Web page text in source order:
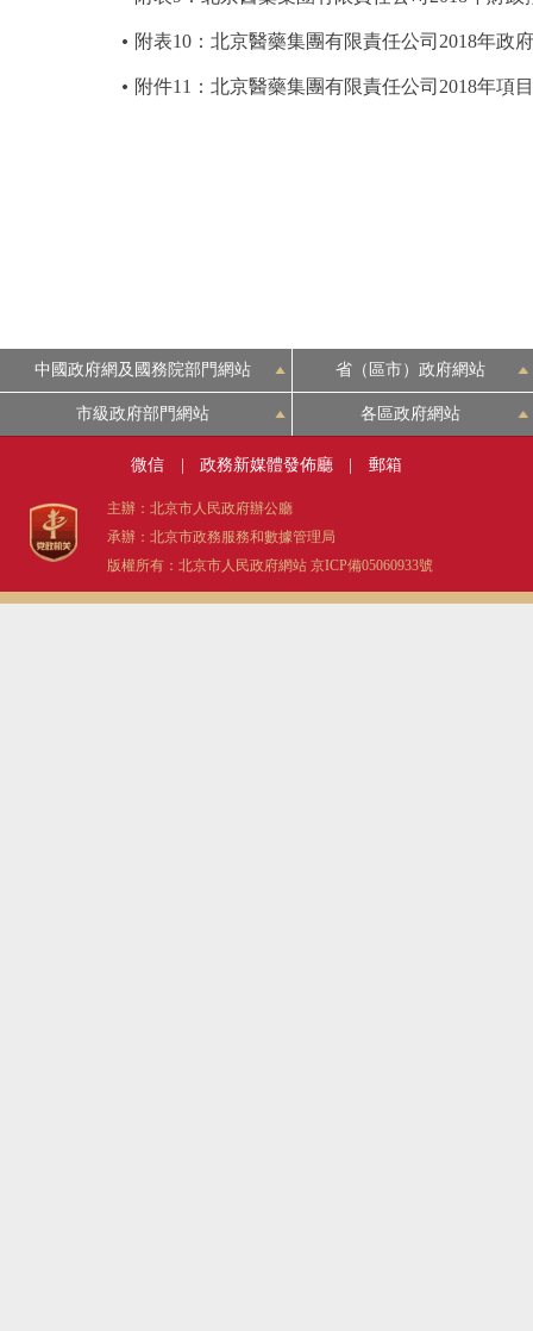
附表10：北京醫藥集團有限責任公司2018年政
附件11：北京醫藥集團有限責任公司2018年項
中國政府網及國務院部門網站 省（區市）政府網站
市級政府部門網站 各區政府網站
微信 政務新媒體發佈廳 郵箱
主辦：北京市人民政府辦公廳
承辦：北京市政務服務和數據管理局
版權所有：北京市人民政府網站 京ICP備05060933號